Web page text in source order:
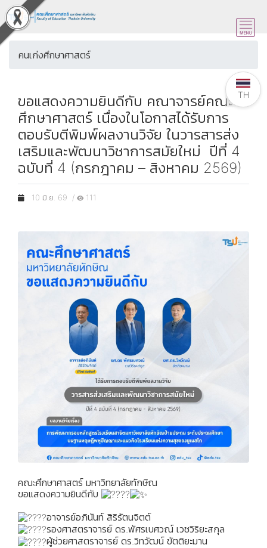
คนเก่งศึกษาศาสตร์
ขอแสดงความยินดีกับ คณาจารย์คณะ
ศึกษาศาสตร์ เนื่องในโอกาสได้รับการ
ตอบรับตีพิมพ์ผลงานวิจัย ในวารสารส่ง
เสริมและพัฒนาวิชาการสมัยใหม่ ปีที่ 4
ฉบับที่ 4 (กรกฎาคม – สิงหาคม 2569)
10 มิ.ย. 69 / 111
คณะศึกษาศาสตร์ มหาวิทยาลัยทักษิณ
ขอแสดงความยินดีกับ
อาจารย์อภินันท์ สิริรัตนจิตต์
รองศาสตราจารย์ ดร.พัศรเบศวณ์ เวชวิริยะสกุล
ผู้ช่วยศาสตราจารย์ ดร.วิทวัฒน์ ขัตติยะมาน
TH